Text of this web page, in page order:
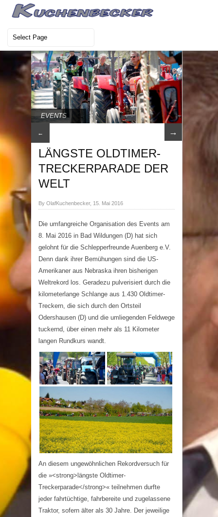
EVENTS
← →
LÄNGSTE OLDTIMER-
TRECKERPARADE DER
WELT
By OlafKuchenbecker, 15. Mai 2016
Die umfangreiche Organisation des Events am
8. Mai 2016 in Bad Wildungen (D) hat sich
gelohnt für die Schlepperfreunde Auenberg e.V.
Denn dank ihrer Bemühungen sind die US-
Amerikaner aus Nebraska ihren bisherigen
Weltrekord los. Geradezu pulverisiert durch die
kilometerlange Schlange aus 1.430 Oldtimer-
Treckern, die sich durch den Ortsteil
Odershausen (D) und die umliegenden Feldwege
tuckernd, über einen mehr als 11 Kilometer
langen Rundkurs wandt.
An diesem ungewöhnlichen Rekordversuch für
die »<strong>längste Oldtimer-
Treckerparade</strong>« teilnehmen durfte
jeder fahrtüchtige, fahrbereite und zugelassene
Traktor, sofern älter als 30 Jahre. Der jeweilige